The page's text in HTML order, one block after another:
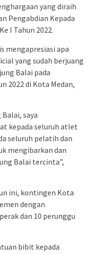
yang diraih
Pengabdian Kepada
I Tahun 2022.
mengapresiasi apa
yang sudah berjuang
Balai pada
2022 di Kota Medan,
saya
kepada seluruh atlet
seluruh pelatih dan
mengibarkan dan
Balai tercinta”,
ini, kontingen Kota
dengan
dan 10 perunggu
bibit kepada